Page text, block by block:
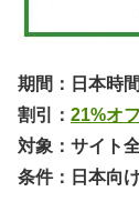
期間：日本時
割引： 21%オ
対象：サイト
条件：日本向